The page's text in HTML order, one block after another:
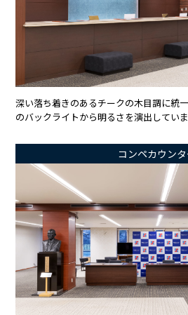
深い落ち着きのあるチークの木目調に統
のバックライトから明るさを演出していま
コンペカウン